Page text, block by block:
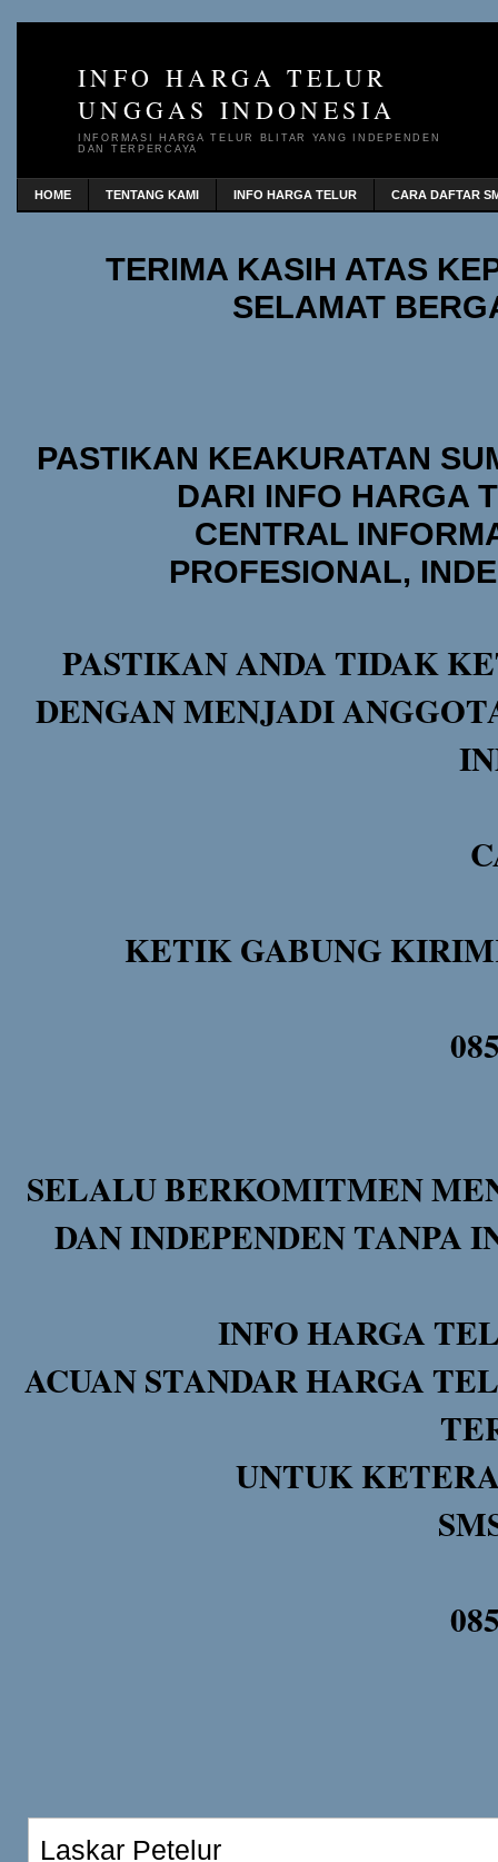
INFO HARGA TELUR
UNGGAS INDONESIA
INFORMASI HARGA TELUR BLITAR YANG INDEPENDEN
DAN TERPERCAYA
HOME TENTANG KAMI INFO HARGA TELUR CARA DAFTAR
TERIMA KASIH ATAS
SELAMAT
PASTIKAN KEAKURATAN
DARI INFO HARGA
CENTRAL
PROFESIONAL,
PASTIKAN ANDA TIDAK
DENGAN MENJADI
KETIK GABUNG
SELALU BERKOMITMEN
DAN INDEPENDEN TANPA
INFO HARGA
ACUAN STANDAR HARGA
UNTUK
Laskar Petelur